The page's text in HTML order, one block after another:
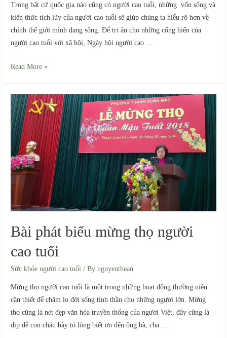
Trong bất cứ quốc gia nào cũng có người cao tuổi, những vốn sống và
kiến thức tích lũy của người cao tuổi sẽ giúp chúng ta hiểu rõ hơn về
chính thế giới mình đang sống. Để tri ân cho những cống hiến của
người cao tuổi với xã hội, Ngày hội người cao …
Read More »
Bài phát biểu mừng thọ người
cao tuổi
Sức khỏe người cao tuổi / Bynguyenthean
Mừng thọ người cao tuổi là một trong những hoạt động thường niên
cần thiết để chăm lo đời sống tinh thần cho những người lớn. Mừng
thọ cũng là nét đẹp văn hóa truyền thống của người Việt, đây cũng là
dịp để con cháu bày tỏ lòng biết ơn đến ông bà, cha …